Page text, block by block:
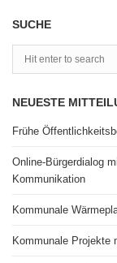
SUCHE
NEUESTE
Frühe
Online-Bürgerdialog
Kommunikation
Kommunale
Kommunale Projekte